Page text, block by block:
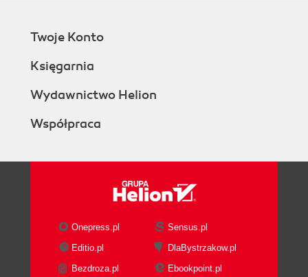
Twoje Konto
Księgarnia
Wydawnictwo Helion
Współpraca
Onepress.pl
Sensus.pl
Editio.pl
DlaBystrzakow.pl
Bezdroza.pl
Ebookpoint.pl